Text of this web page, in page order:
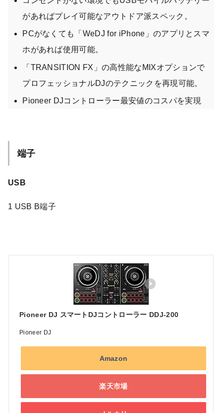
があればプレイ可能なアウトドア派スペック。
PCがなくても「WeDJ for iPhone」のアプリとスマ
ホがあれば使用可能。
「TRANSITION FX」の高性能なMIXオプションで
プロフェッショナルDJのテクニックを再現可能。
Pioneer DJコントローラー最安値のコスパを実現
端子
USB
1 USB B端子
Pioneer DJ スマートDJコントローラー DDJ-200
Pioneer DJ
Amazon
楽天市場